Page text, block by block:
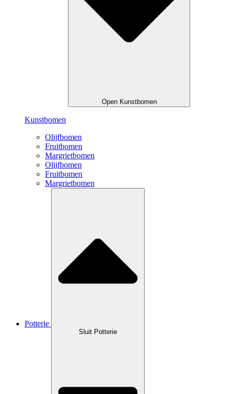
Open Kunstbomen
Kunstbomen
Olijfbomen
Fruitbomen
Margrietbomen
Olijfbomen
Fruitbomen
Margrietbomen
Potterie
Sluit Potterie